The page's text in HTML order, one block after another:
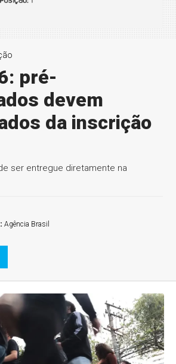
pré-
devem
da inscrição
ser entregue diretamente na
Agência Brasil